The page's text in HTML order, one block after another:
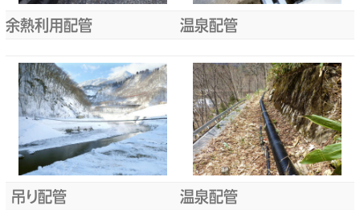
余熱利用配管 温泉配管
吊り配管 温泉配管